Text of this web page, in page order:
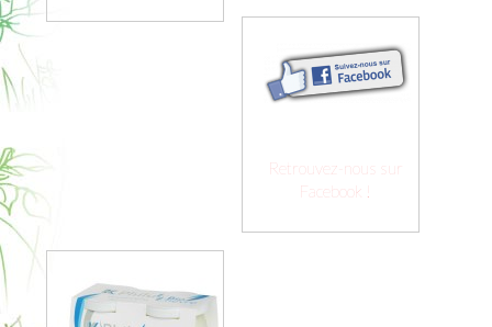
Retrouvez-nous sur
Facebook !